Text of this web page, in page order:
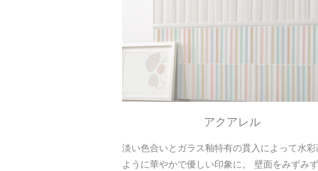
アクアレル
淡い色合いとガラス釉特有の貫入によって水彩
ように華やかで優しい印象に。 壁面をみずみ